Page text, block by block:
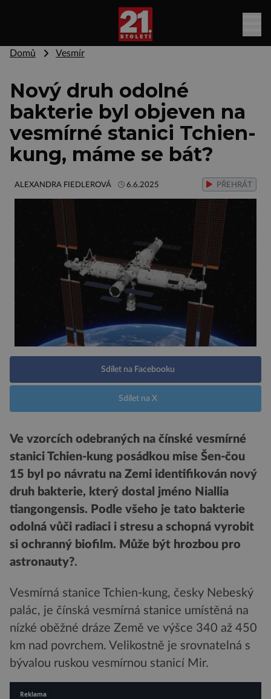
Domů Vesmír
Nový druh odolné
bakterie byl objeven na
vesmírné stanici Tchien-
kung, máme se bát?
ALEXANDRA FIEDLEROVÁ 6.6.2025 PŘEHRÁT
Sdílet na Facebooku
Sdílet na X
Ve vzorcích odebraných na čínské vesmírné
stanici Tchien-kung posádkou mise Šen-čou
15 byl po návratu na Zemi identifikován nový
druh bakterie, který dostal jméno Niallia
tiangongensis. Podle všeho je tato bakterie
odolná vůči radiaci i stresu a schopná vyrobit
si ochranný biofilm. Může být hrozbou pro
astronauty?.
Vesmírná stanice Tchien-kung, česky Nebeský
palác, je čínská vesmírná stanice umístěná na
nízké oběžné dráze Země ve výšce 340 až 450
km nad povrchem. Velikostně je srovnatelná s
bývalou ruskou vesmírnou stanicí Mir.
Reklama